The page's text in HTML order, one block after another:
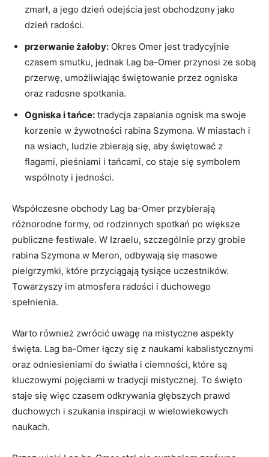
zmarł, ⁤a jego dzień odejścia jest obchodzony jako
dzień radości.
przerwanie żałoby: ‌Okres Omer jest tradycyjnie‍
czasem ⁢smutku, jednak Lag ba-Omer przynosi ze sobą
⁣przerwę, umożliwiając świętowanie przez ogniska
oraz radosne​ spotkania.
Ogniska i tańce: tradycja zapalania ognisk ma swoje
korzenie w żywotności ‍rabina Szymona. W⁢ miastach⁢ i
na wsiach, ludzie zbierają​ się, aby świętować z
flagami, pieśniami i tańcami, co staje się symbolem
wspólnoty i jedności.
Współczesne‌ obchody Lag ba-Omer przybierają ​
różnorodne formy, od​ rodzinnych spotkań po większe‌
publiczne festiwale. W​ Izraelu, szczególnie przy‌ grobie
rabina Szymona w Meron, odbywają się masowe
‍pielgrzymki,⁤ które przyciągają tysiące uczestników.
Towarzyszy im atmosfera radości i ‌duchowego
spełnienia.
Warto ​również zwrócić uwagę na mistyczne aspekty
święta. Lag ba-Omer łączy się z naukami kabalistycznymi
oraz odniesieniami ‌do⁢ światła i ciemności, które są
kluczowymi pojęciami w tradycji mistycznej. To święto
staje się⁣ więc czasem odkrywania⁢ głębszych prawd
duchowych i szukania ⁣inspiracji‍ w wielowiekowych
naukach.